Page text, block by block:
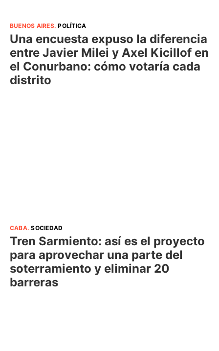
BUENOS AIRES.POLÍTICA
Una encuesta expuso la diferencia
entre Javier Milei y Axel Kicillof en
el Conurbano: cómo votaría cada
distrito
CABA.SOCIEDAD
Tren Sarmiento: así es el proyecto
para aprovechar una parte del
soterramiento y eliminar 20
barreras